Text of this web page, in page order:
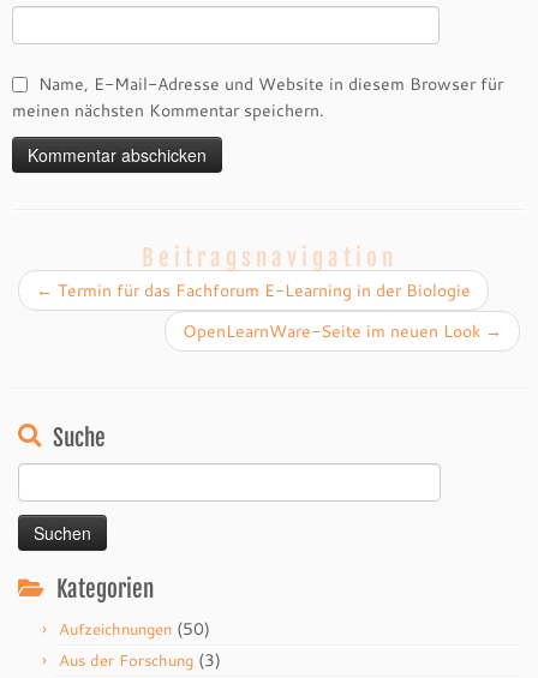
Name, E-Mail-Adresse und Website in diesem Browser für
meinen nächsten Kommentar speichern.
Beitragsnavigation
← Termin für das Fachforum E-Learning in der Biologie
OpenLearnWare-Seite im neuen Look →
Suche
nach:
Kategorien
Aufzeichnungen (50)
Aus der Forschung (3)